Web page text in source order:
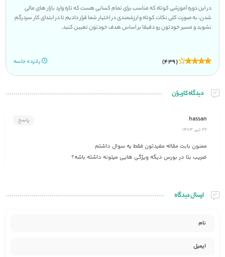
در این دوره آموزشی کوتاه که مناسب برای تمام کسانی هست که تازه وارد بازار های مالی
شدن، به صورت کلی نکات کوتاه و ارزشمندی در اختیار شما قرار دادیم تا در ابتدای کار سردرگم
نشوید و مسیر خودتون رو دقیقا بر اساس هدف خودتون تعیین کنید.
(439) پانزده جلسه
دیدگاه کاربران
hassan
22 تیر 1404
پاسخ
ممنون بابت مقاله مفیدتون فقط یه سوال داشتم
ضریب بتا‌ در بورس دیگه ویژگی هایی میتونه داشته باشه؟
ارسال دیدگاه